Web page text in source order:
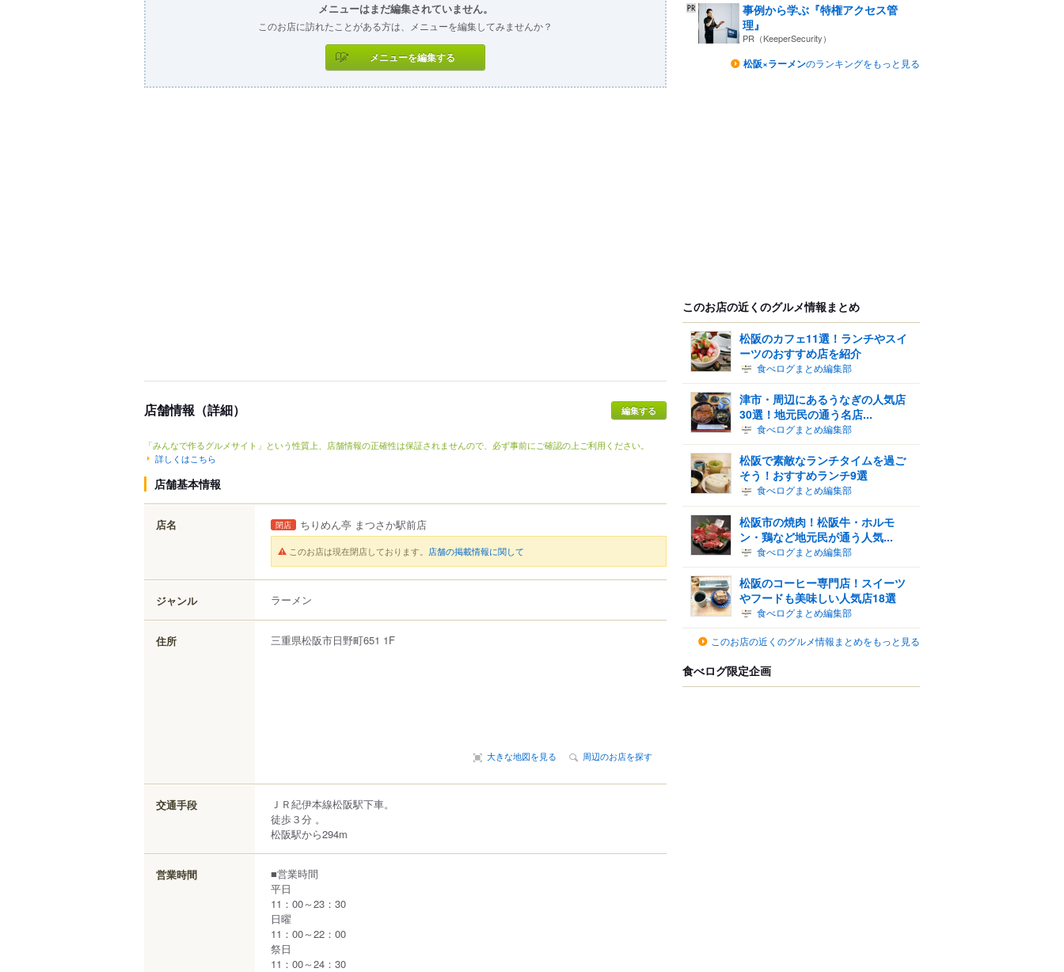
メニューはまだ編集されていません。
このお店に訪れたことがある方は、メニューを編集してみませんか？
メニューを編集する
店舗情報（詳細） 編集する
「みんなで作るグルメサイト」という性質上、店舗情報の正確性は保証されませんので、必ず事前にご確認の上ご利用ください。
詳しくはこちら
店舗基本情報
店名 閉店 ちりめん亭 まつさか駅前店
このお店は現在閉店しております。 店舗の掲載情報に関して
ジャンル ラーメン
住所 三重県松阪市日野町651 1F
大きな地図を見る 周辺のお店を探す
交通手段
ＪＲ紀伊本線松阪駅下車。
徒歩３分 。
松阪駅から294m
営業時間
■営業時間
平日
11：00～23：30
日曜
11：00～22：00
祭日
11：00～24：30
事例から学ぶ『特権アクセス管
理』
PR（KeeperSecurity）
松阪×ラーメンのランキングをもっと見る
このお店の近くのグルメ情報まとめ
松阪のカフェ11選！ランチやスイ
ーツのおすすめ店を紹介
食べログまとめ編集部
津市・周辺にあるうなぎの人気店
30選！地元民の通う名店...
食べログまとめ編集部
松阪で素敵なランチタイムを過ご
そう！おすすめランチ9選
食べログまとめ編集部
松阪市の焼肉！松阪牛・ホルモ
ン・鶏など地元民が通う人気...
食べログまとめ編集部
松阪のコーヒー専門店！スイーツ
やフードも美味しい人気店18選
食べログまとめ編集部
このお店の近くのグルメ情報まとめをもっと見る
食べログ限定企画